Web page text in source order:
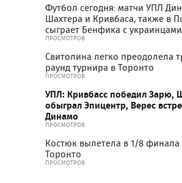
Футбол сегодня: матчи УПЛ
Шахтера и Кривбаса, также в
сыграет Бенфика с
ПРОСМОТРОВ
Свитолина легко преодолела
раунд турнира в Торонто
ПРОСМОТРОВ
УПЛ: Кривбасс победил Зарю,
обыграл Эпицентр, Верес
Динамо
ПРОСМОТРОВ
Костюк вылетела в 1/8 финала
Торонто
ПРОСМОТРОВ